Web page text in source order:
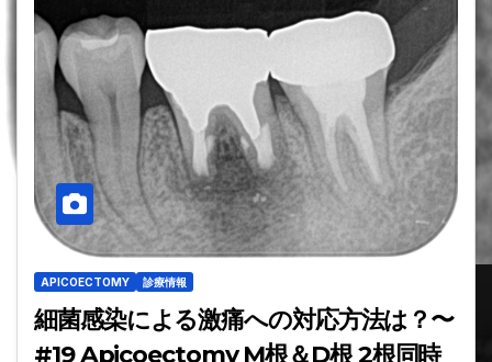
APICOECTOMY 診療情報
細菌感染による激痛への対応方法は？〜
#19 Apicoectomy M根＆D根 2根同時